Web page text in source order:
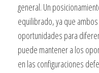
general. Un
equilibrado, ya que
oportunidades para
puede mantener a los
en las configuraciones